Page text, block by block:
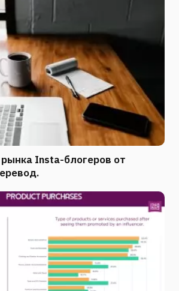
Insta-блогеров от